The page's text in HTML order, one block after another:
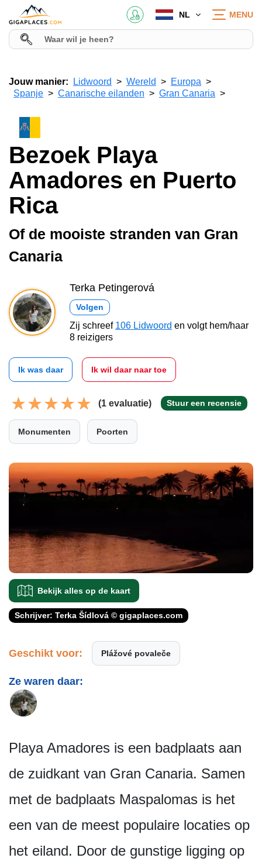
NL MENU
Jouw manier: Lidwoord Wereld
Europa
Spanje
Canarische eilanden Gran Canaria
Bezoek Playa
Amadores en Puerto
Rica
Of de mooiste stranden van Gran
Canaria
Terka Petingerová
Volgen
Zij schreef 106 Lidwoord en volgt hem/haar
8 reizigers
Ik was daar Ik wil daar naar toe
(1 evaluatie) Stuur een recensie
Monumenten Poorten
Bekijk alles op de kaart
Schrijver: Terka Šídlová © gigaplaces.com
Geschikt voor: Plážové povaleče
Ze waren daar:
Playa Amadores is een badplaats aan
de zuidkant van Gran Canaria. Samen
met de badplaats Maspalomas is het
een van de meest populaire locaties op
het eiland. Door de gunstige ligging op